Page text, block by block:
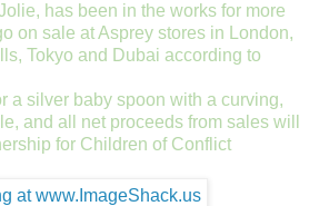
has been in the works for more
on sale at Asprey stores in London,
Tokyo and Dubai according to
a silver baby spoon with a curving,
and all net proceeds from sales will
for Children of Conflict